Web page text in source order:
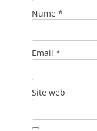
Nume *
Email *
Site web